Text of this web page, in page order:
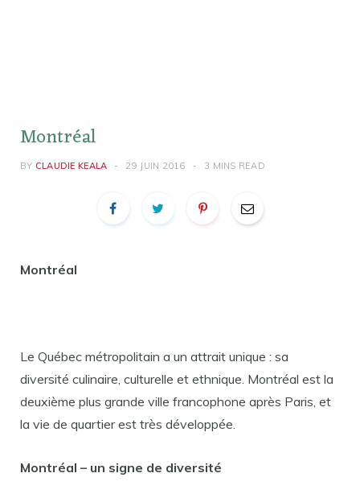
Montréal
BY CLAUDIE KEALA 29 JUIN 2016 3 MINS READ
Montréal
Le Québec métropolitain a un attrait unique : sa
diversité culinaire, culturelle et ethnique. Montréal est la
deuxième plus grande ville francophone après Paris, et
la vie de quartier est très développée.
Montréal – un signe de diversité